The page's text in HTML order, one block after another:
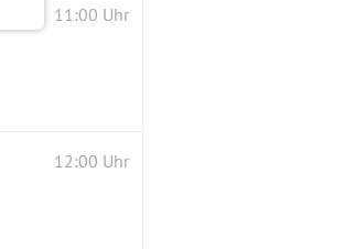
11:00 Uhr
12:00 Uhr